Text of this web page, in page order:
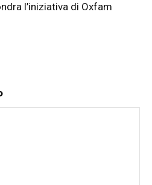
l’iniziativa di Oxfam